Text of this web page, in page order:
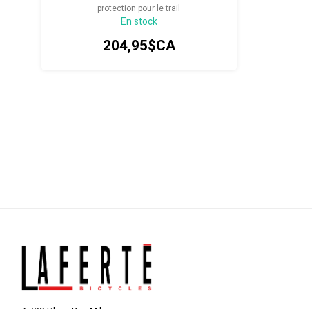
protection pour le trail
En stock
204,95$CA